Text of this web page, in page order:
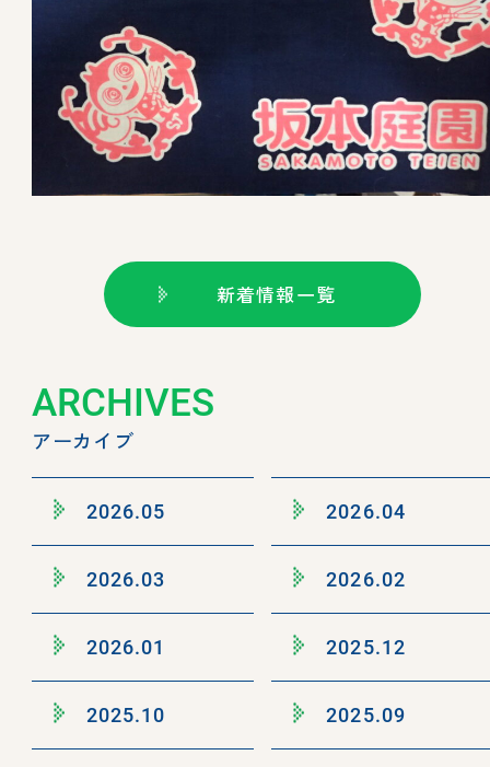
新着情報一覧
ARCHIVES
アーカイブ
2026.05 2026.04
2026.03 2026.02
2026.01 2025.12
2025.10 2025.09